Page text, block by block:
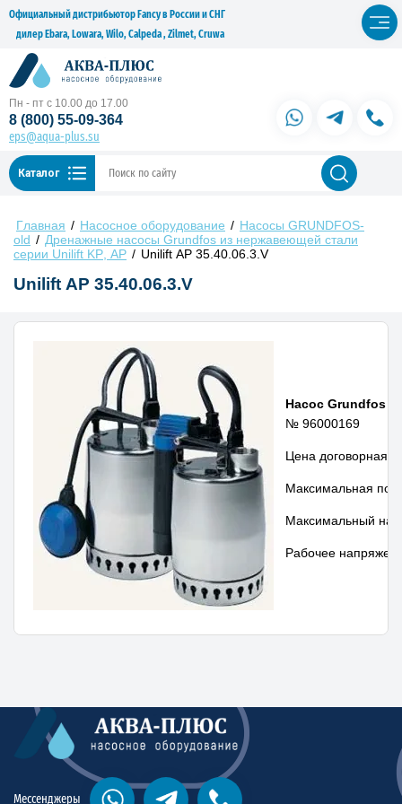
Официальный дистрибьютор Fancy в России и СНГ
дилер Ebara, Lowara, Wilo, Calpeda , Zilmet, Cruwa
Пн - пт с 10.00 до 17.00
8 (800) 55-09-364
eps@aqua-plus.su
Каталог
Главная / Насосное оборудование / Насосы GRUNDFOS-
old / Дренажные насосы Grundfos из нержавеющей стали
серии Unilift KP, AP / Unilift AP 35.40.06.3.V
Unilift AP 35.40.06.3.V
Насос Grundfos
№ 96000169
Цена договорная.
Максимальная
Максимальный
Рабочее
Мессенджеры